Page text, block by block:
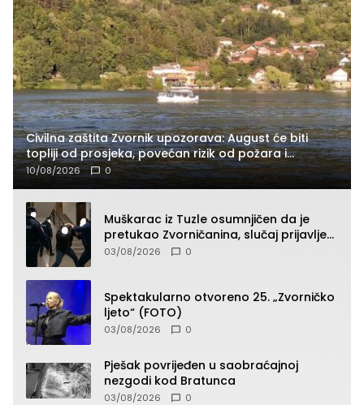
Civilna zaštita Zvornik upozorava: August će biti
topliji od prosjeka, povećan rizik od požara i
nestašice vode
10/08/2026 0
Muškarac iz Tuzle osumnjičen da je
pretukao Zvorničanina, slučaj prijavljen
tužilaštvu
03/08/2026 0
Spektakularno otvoreno 25. „Zvorničko
ljeto“ (FOTO)
03/08/2026 0
Pješak povrijeđen u saobraćajnoj
nezgodi kod Bratunca
03/08/2026 0